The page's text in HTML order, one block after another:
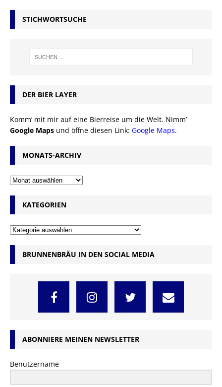
STICHWORTSUCHE
DER BIER LAYER
Komm’ mit mir auf eine Bierreise um die Welt. Nimm’
Google Maps und öffne diesen Link: Google Maps.
MONATS-ARCHIV
KATEGORIEN
BRUNNENBRÄU IN DEN SOCIAL MEDIA
ABONNIERE MEINEN NEWSLETTER
Benutzername